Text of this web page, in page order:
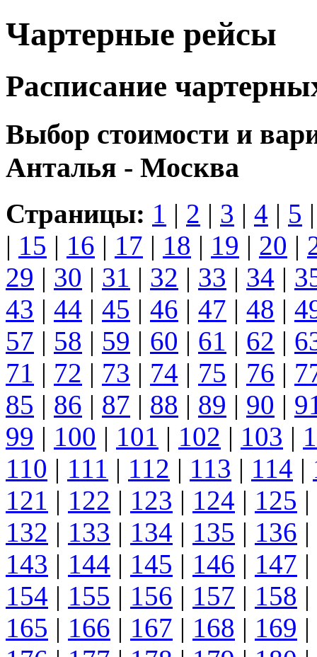
Чартерные рейсы
Расписание
Выбор стоимости и
Анталья - Москва
Страницы: 1 | 2 | 3 | 4 | 5
| 15 | 16 | 17 | 18 | 19 | 20 |
29 | 30 | 31 | 32 | 33 | 34 |
43 | 44 | 45 | 46 | 47 | 48 |
57 | 58 | 59 | 60 | 61 | 62 |
71 | 72 | 73 | 74 | 75 | 76 |
85 | 86 | 87 | 88 | 89 | 90 |
99 | 100 | 101 | 102 | 103 |
110 | 111 | 112 | 113 | 114 |
121 | 122 | 123 | 124 | 125 |
132 | 133 | 134 | 135 | 136 |
143 | 144 | 145 | 146 | 147 |
154 | 155 | 156 | 157 | 158 |
165 | 166 | 167 | 168 | 169 |